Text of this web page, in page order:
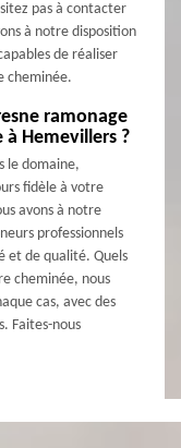
pas à contacter
à notre disposition
de réaliser
cheminée.
ramonage
Hemevillers ?
le domaine,
fidèle à votre
avons à notre
professionnels
et de qualité. Quels
cheminée, nous
cas, avec des
Faites-nous